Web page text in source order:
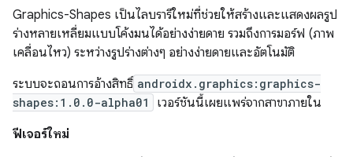
Graphics-Shapes เป็นไลบรารีใหม่ที่ช่วยให้สร้างและแสดงผลรูป
ร่างหลายเหลี่ยมแบบโค้งมนได้อย่างง่ายดาย รวมถึงการมอร์ฟ (ภาพ
เคลื่อนไหว) ระหว่างรูปร่างต่างๆ อย่างง่ายดายและอัตโนมัติ
ระบบจะถอนการอ้างสิทธิ์ androidx.graphics:graphics-
shapes:1.0.0-alpha01
เวอร์ชันนี้เผยแพร่จากสาขาภายใน
ฟีเจอร์ใหม่